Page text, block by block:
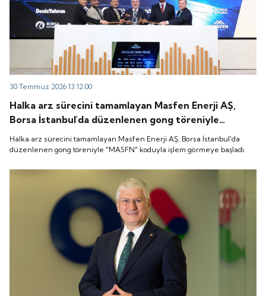
30 Temmuz 2026 13:12:00
Halka arz sürecini tamamlayan Masfen Enerji AŞ,
Borsa İstanbul'da düzenlenen gong töreniyle
"MASFN" koduyla işlem görmeye başladı.
Halka arz sürecini tamamlayan Masfen Enerji AŞ, Borsa İstanbul'da
düzenlenen gong töreniyle "MASFN" koduyla işlem görmeye başladı.